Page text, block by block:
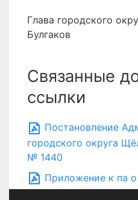
Глава городского
Булгаков
Связанные
ссылки
Постановление
городского округа
№ 1440
Приложение к па
кв. м